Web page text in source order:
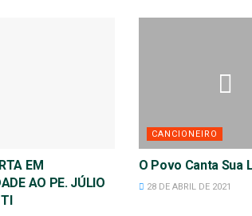
EM
AO PE. JÚLIO
CANCIONEIRO
O Povo Canta Sua
28 DE ABRIL DE 2021